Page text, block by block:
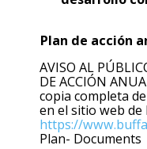
Plan de acción
AVISO AL
DE ACCIÓN
copia completa
en el sitio web de
https://
Plan- Documents